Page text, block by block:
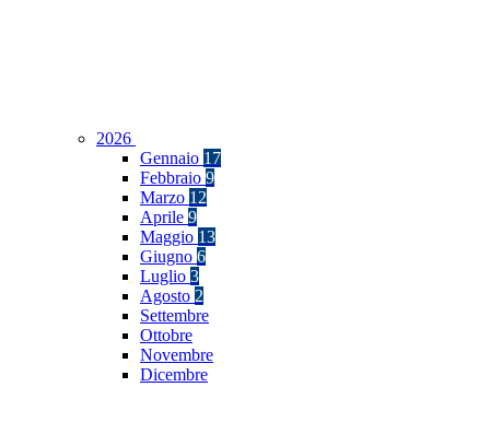
2026
Gennaio 17
Febbraio 9
Marzo 12
Aprile 9
Maggio 13
Giugno 6
Luglio 3
Agosto 2
Settembre
Ottobre
Novembre
Dicembre